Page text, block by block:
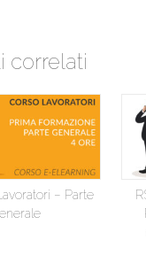
correlati
– Parte